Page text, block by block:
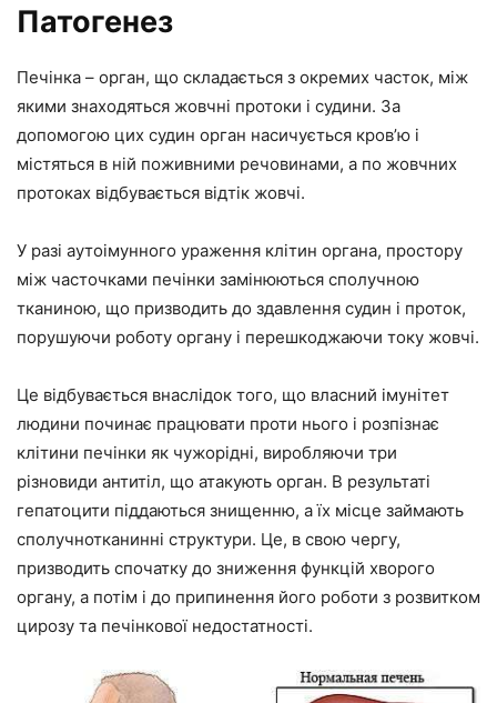
Патогенез
Печінка – орган, що складається з окремих часток, між
якими знаходяться жовчні протоки і судини. За
допомогою цих судин орган насичується кров’ю і
містяться в ній поживними речовинами, а по жовчних
протоках відбувається відтік жовчі.
У разі аутоімунного ураження клітин органа, простору
між часточками печінки замінюються сполучною
тканиною, що призводить до здавлення судин і проток,
порушуючи роботу органу і перешкоджаючи току жовчі.
Це відбувається внаслідок того, що власний імунітет
людини починає працювати проти нього і розпізнає
клітини печінки як чужорідні, виробляючи три
різновиди антитіл, що атакують орган. В результаті
гепатоцити піддаються знищенню, а їх місце займають
сполучнотканинні структури. Це, в свою чергу,
призводить спочатку до зниження функцій хворого
органу, а потім і до припинення його роботи з розвитком
цирозу та печінкової недостатності.